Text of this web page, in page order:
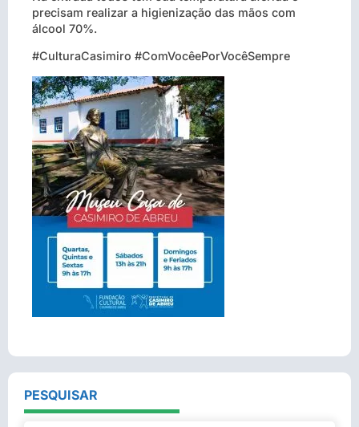
precisam realizar a higienização das mãos com
álcool 70%.
#CulturaCasimiro #ComVocêePorVocêSempre
PESQUISAR